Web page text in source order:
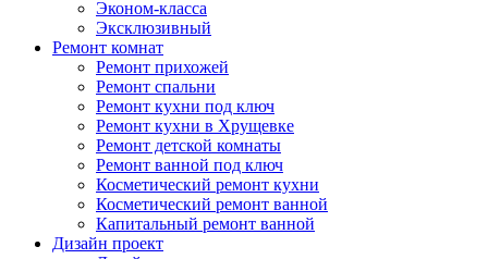
Эконом-класса
Эксклюзивный
Ремонт комнат
Ремонт прихожей
Ремонт спальни
Ремонт кухни под ключ
Ремонт кухни в Хрущевке
Ремонт детской комнаты
Ремонт ванной под ключ
Косметический ремонт кухни
Косметический ремонт ванной
Капитальный ремонт ванной
Дизайн проект